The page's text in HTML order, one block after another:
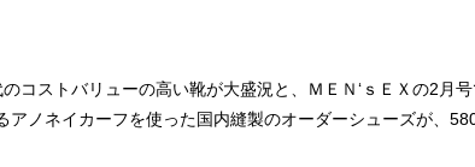
コストバリューの高い靴が大盛況と、ＭＥＮ‘ｓＥＸの2月
アノネイカーフを使った国内縫製のオーダーシューズが、